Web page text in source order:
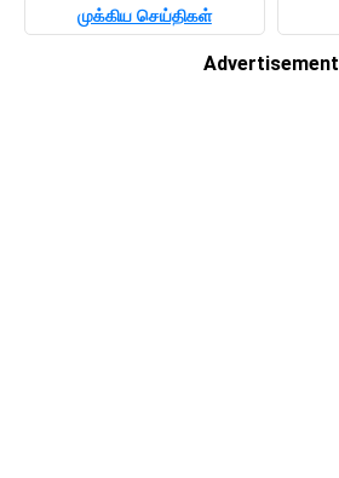
முக்கிய செய்திகள்
Advertisement